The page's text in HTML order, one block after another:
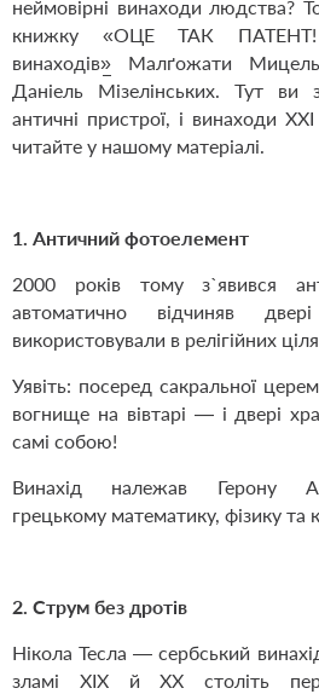
неймовірні винаходи людства?
книжку «ОЦЕ ТАК ПАТЕНТ!
винаходів» Малґожати
Даніель Мізелінських. Тут ви
античні пристрої, і винаходи
читайте у нашому матеріалі.
1. Античний фотоелемент
2000 років тому з`явився
автоматично відчиняв
використовували в релігійних
Уявіть: посеред сакральної
вогнище на вівтарі — і двері
самі собою!
Винахід належав Герону
грецькому математику, фізику та
2. Струм без дротів
Нікола Тесла — сербський
зламі ХІХ й ХХ століть